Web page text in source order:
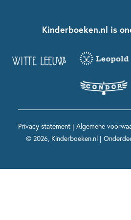
Kinderboeken diversiteit
Grappige kinderboeken
Spannende kinderboeken
Boekentips 12+ jaar
Voor volwassenen
Spekkie en Sproet
Maxi & Helium
Voor het onderwijs
Kinderboeken.nl is
Privacy statement| Algemene
© 2026, Kinderboeken.nl |